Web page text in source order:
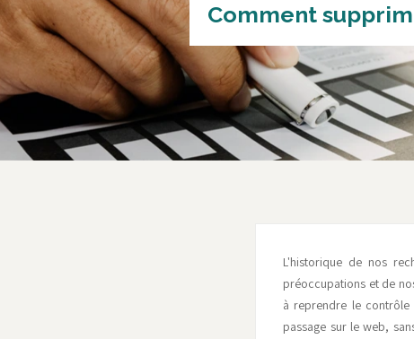
Comment
L'historique de nos
préoccupations et de
à reprendre le contrôle
passage sur le web,